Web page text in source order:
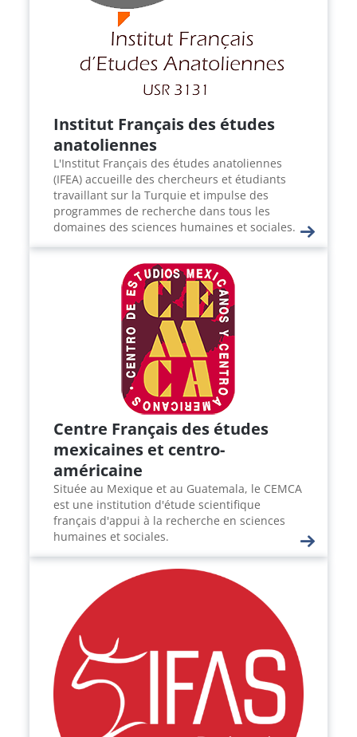
Institut Français des études
anatoliennes
L'Institut Français des études anatoliennes
(IFEA) accueille des chercheurs et étudiants
travaillant sur la Turquie et impulse des
programmes de recherche dans tous les
domaines des sciences humaines et sociales.
Centre Français des études
mexicaines et centro-
américaine
Située au Mexique et au Guatemala, le CEMCA
est une institution d'étude scientifique
français d'appui à la recherche en sciences
humaines et sociales.